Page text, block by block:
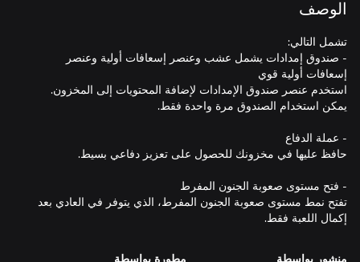
الوصف
- صندوق إمدادات يشمل عشب وعنصر إسعافات أولية وعنصر
تفتح نمط مستوى صعوبة الجنون المفرط، الذي يتوفر في العادي بعد
إكمال اللعبة فقط.
منشور بواسطة مطورة بواسطة